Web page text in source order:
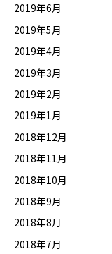
2019年6月
2019年5月
2019年4月
2019年3月
2019年2月
2019年1月
2018年12月
2018年11月
2018年10月
2018年9月
2018年8月
2018年7月